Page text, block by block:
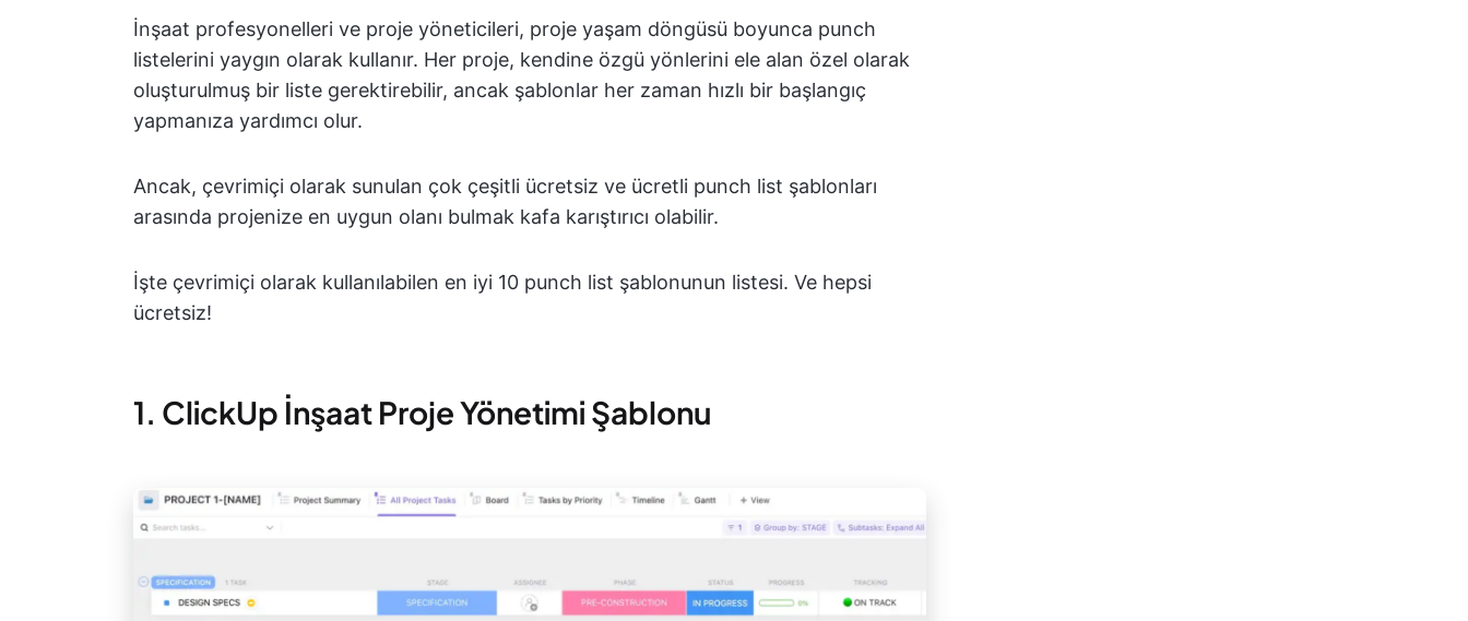
İnşaat profesyonelleri ve proje yöneticileri, proje yaşam döngüsü boyunca punch
listelerini yaygın olarak kullanır. Her proje, kendine özgü yönlerini ele alan özel olarak
oluşturulmuş bir liste gerektirebilir, ancak şablonlar her zaman hızlı bir başlangıç
yapmanıza yardımcı olur.
Ancak, çevrimiçi olarak sunulan çok çeşitli ücretsiz ve ücretli punch list şablonları
arasında projenize en uygun olanı bulmak kafa karıştırıcı olabilir.
İşte çevrimiçi olarak kullanılabilen en iyi 10 punch list şablonunun listesi. Ve hepsi
ücretsiz!
1. ClickUp İnşaat Proje Yönetimi Şablonu